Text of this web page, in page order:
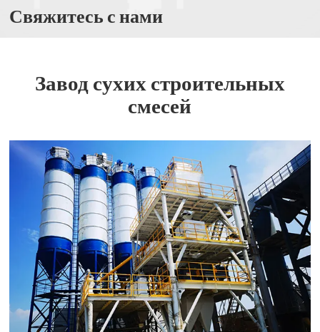
Свяжитесь с нами
Завод сухих строительных
смесей